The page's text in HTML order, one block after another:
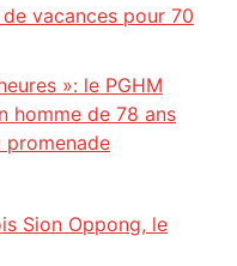
vacances pour 70
»: le PGHM
homme de 78 ans
promenade
Sion Oppong, le